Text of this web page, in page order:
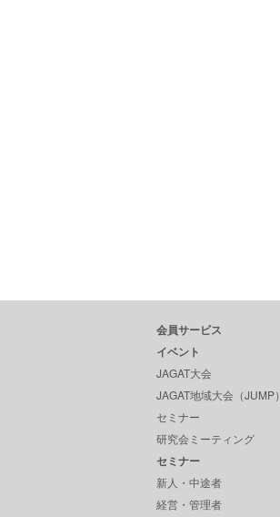
会員サービス
イベント
JAGAT大会
JAGAT地域大会（JUMP）
セミナー
研究会ミーティング
セミナー
新人・中途者
経営・管理者